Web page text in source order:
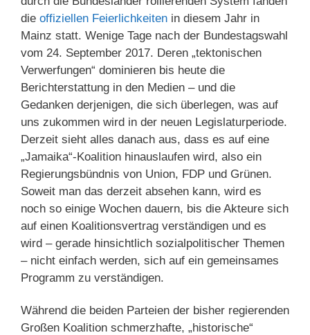
die offiziellen Feierlichkeiten in diesem Jahr in
Mainz statt. Wenige Tage nach der Bundestagswahl
vom 24. September 2017. Deren „tektonischen
Verwerfungen“ dominieren bis heute die
Berichterstattung in den Medien – und die
Gedanken derjenigen, die sich überlegen, was auf
uns zukommen wird in der neuen Legislaturperiode.
Derzeit sieht alles danach aus, dass es auf eine
„Jamaika“-Koalition hinauslaufen wird, also ein
Regierungsbündnis von Union, FDP und Grünen.
Soweit man das derzeit absehen kann, wird es
noch so einige Wochen dauern, bis die Akteure sich
auf einen Koalitionsvertrag verständigen und es
wird – gerade hinsichtlich sozialpolitischer Themen
– nicht einfach werden, sich auf ein gemeinsames
Programm zu verständigen.
Während die beiden Parteien der bisher regierenden
Großen Koalition schmerzhafte, „historische“